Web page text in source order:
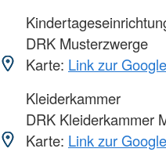
DRK Musterzwerge
Karte: Link zur
Kleiderkammer
DRK Kleiderkammer
Karte: Link zur